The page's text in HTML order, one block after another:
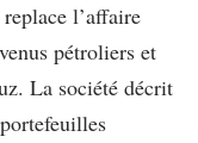
l’affaire
pétroliers et
La société décrit